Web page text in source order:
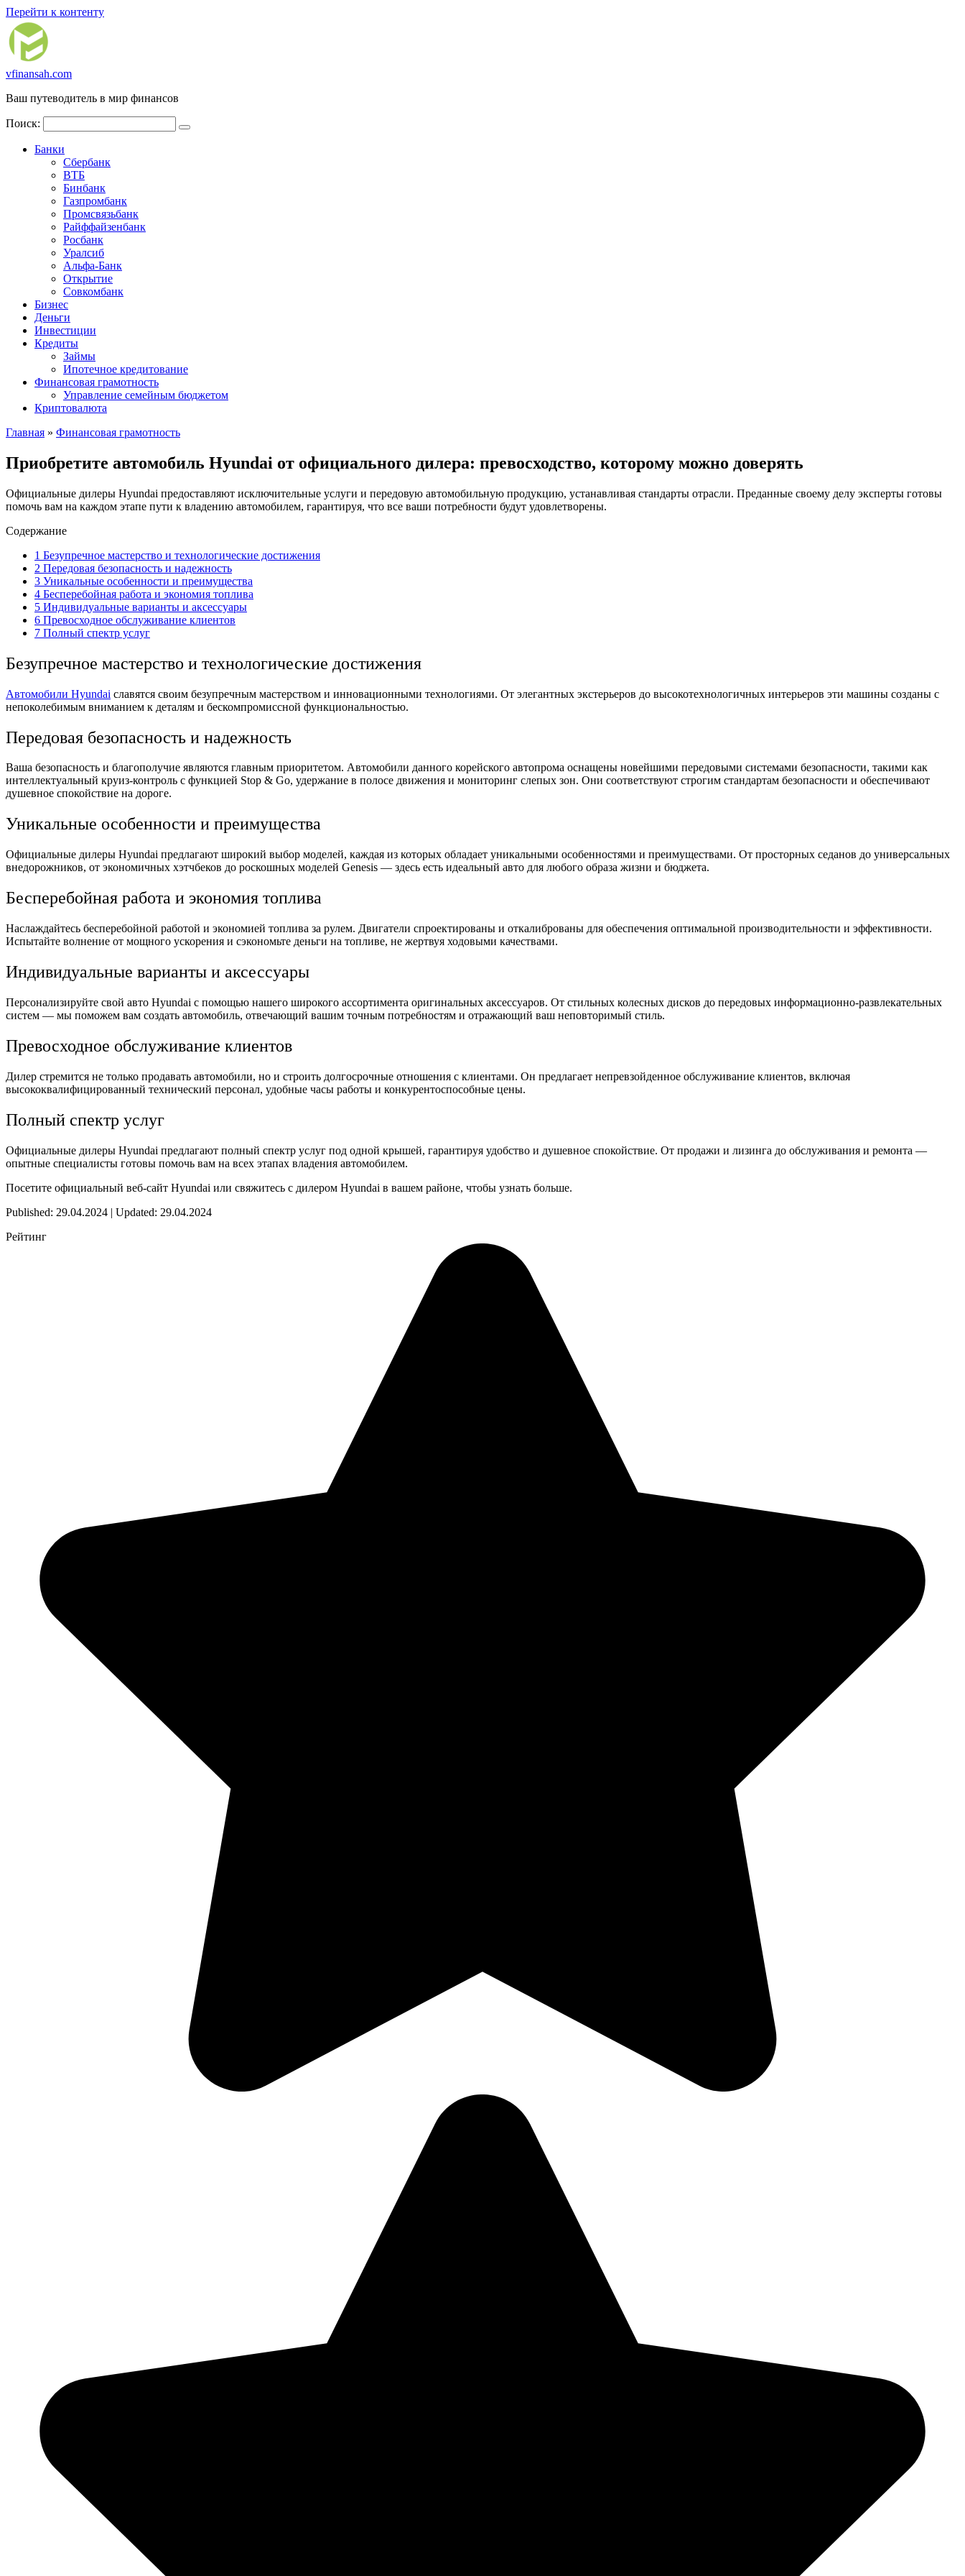
Перейти к контенту
vfinansah.com
Ваш путеводитель в мир финансов
Поиск:
Банки
Сбербанк
ВТБ
Бинбанк
Газпромбанк
Промсвязьбанк
Райффайзенбанк
Росбанк
Уралсиб
Альфа-Банк
Открытие
Совкомбанк
Бизнес
Деньги
Инвестиции
Кредиты
Займы
Ипотечное кредитование
Финансовая грамотность
Управление семейным бюджетом
Криптовалюта
Главная » Финансовая грамотность
Приобретите автомобиль Hyundai от официального дилера: превосходство, которому можно доверять
Официальные дилеры Hyundai предоставляют исключительные услуги и передовую автомобильную продукцию, устанавливая стандарты отрасли. Преданные своему делу эксперты готовы
помочь вам на каждом этапе пути к владению автомобилем, гарантируя, что все ваши потребности будут удовлетворены.
Содержание
1 Безупречное мастерство и технологические достижения
2 Передовая безопасность и надежность
3 Уникальные особенности и преимущества
4 Бесперебойная работа и экономия топлива
5 Индивидуальные варианты и аксессуары
6 Превосходное обслуживание клиентов
7 Полный спектр услуг
Безупречное мастерство и технологические достижения
Автомобили Hyundai славятся своим безупречным мастерством и инновационными технологиями. От элегантных экстерьеров до высокотехнологичных интерьеров эти машины созданы с
непоколебимым вниманием к деталям и бескомпромиссной функциональностью.
Передовая безопасность и надежность
Ваша безопасность и благополучие являются главным приоритетом. Автомобили данного корейского автопрома оснащены новейшими передовыми системами безопасности, такими как
интеллектуальный круиз-контроль с функцией Stop & Go, удержание в полосе движения и мониторинг слепых зон. Они соответствуют строгим стандартам безопасности и обеспечивают
душевное спокойствие на дороге.
Уникальные особенности и преимущества
Официальные дилеры Hyundai предлагают широкий выбор моделей, каждая из которых обладает уникальными особенностями и преимуществами. От просторных седанов до универсальных
внедорожников, от экономичных хэтчбеков до роскошных моделей Genesis — здесь есть идеальный авто для любого образа жизни и бюджета.
Бесперебойная работа и экономия топлива
Наслаждайтесь бесперебойной работой и экономией топлива за рулем. Двигатели спроектированы и откалиброваны для обеспечения оптимальной производительности и эффективности.
Испытайте волнение от мощного ускорения и сэкономьте деньги на топливе, не жертвуя ходовыми качествами.
Индивидуальные варианты и аксессуары
Персонализируйте свой авто Hyundai с помощью нашего широкого ассортимента оригинальных аксессуаров. От стильных колесных дисков до передовых информационно-развлекательных
систем — мы поможем вам создать автомобиль, отвечающий вашим точным потребностям и отражающий ваш неповторимый стиль.
Превосходное обслуживание клиентов
Дилер стремится не только продавать автомобили, но и строить долгосрочные отношения с клиентами. Он предлагает непревзойденное обслуживание клиентов, включая
высококвалифицированный технический персонал, удобные часы работы и конкурентоспособные цены.
Полный спектр услуг
Официальные дилеры Hyundai предлагают полный спектр услуг под одной крышей, гарантируя удобство и душевное спокойствие. От продажи и лизинга до обслуживания и ремонта —
опытные специалисты готовы помочь вам на всех этапах владения автомобилем.
Посетите официальный веб-сайт Hyundai или свяжитесь с дилером Hyundai в вашем районе, чтобы узнать больше.
Published: 29.04.2024 | Updated: 29.04.2024
Рейтинг